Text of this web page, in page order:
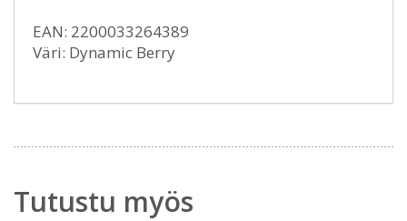
EAN: 2200033264389
Väri: Dynamic Berry
Tutustu myös